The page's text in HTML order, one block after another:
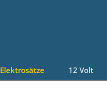
Elektrosätze 12 Volt